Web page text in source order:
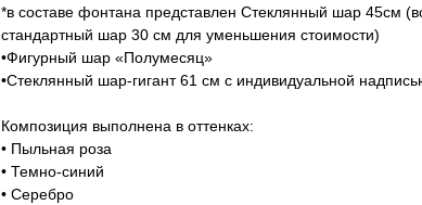
*в составе фонтана представлен Стеклянный шар 45см
стандартный шар 30 см для уменьшения стоимости)
•Фигурный шар «Полумесяц»
•Стеклянный шар-гигант 61 см с индивидуальной
Композиция выполнена в оттенках:
• Пыльная роза
• Темно-синий
• Серебро